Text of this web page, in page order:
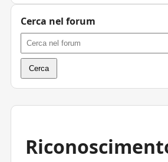
Cerca nel forum
Cerca